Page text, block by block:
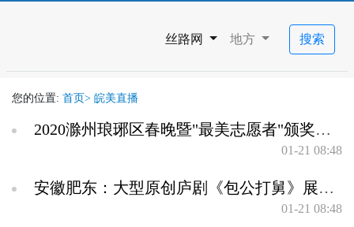
丝路网 地方 搜索
您的位置: 首页> 皖美直播
2020滁州琅琊区春晚暨"最美志愿者"颁奖仪式
01-21 08:48
安徽肥东：大型原创庐剧《包公打舅》展演活动
01-21 08:48